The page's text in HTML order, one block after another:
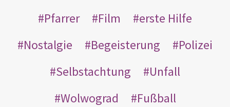
Pfarrer
Film
erste Hilfe
Nostalgie
Begeisterung
Polizei
Selbstachtung
Unfall
Wolwograd
Fußball